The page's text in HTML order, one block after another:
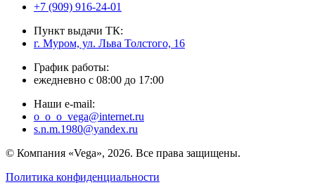
+7 (909) 916-24-01
Пункт выдачи ТК:
г. Муром, ул. Льва Толстого, 16
График работы:
ежедневно с 08:00 до 17:00
Наши e-mail:
o_o_o_vega@internet.ru
s.n.m.1980@yandex.ru
© Компания «Vega», 2026. Все права защищены.
Политика конфиденциальности